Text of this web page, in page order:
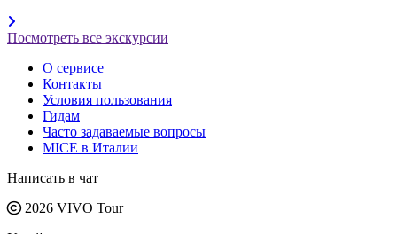
Посмотреть все экскурсии
О сервисе
Контакты
Условия пользования
Гидам
Часто задаваемые вопросы
MICE в Италии
Написать в чат
2026 VIVO Tour